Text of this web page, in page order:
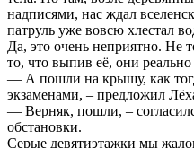
надписями, нас ждал
патруль уже вовсю хлестал
Да, это очень неприятно. Не
то, что выпив её, они
— А пошли на крышу, как
экзаменами, – предложил
— Верняк, пошли, –
обстановки.
Серые девятиэтажки мы